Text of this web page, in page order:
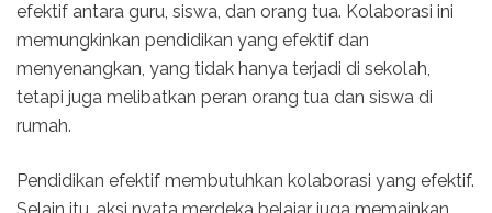
efektif antara guru, siswa, dan orang tua. Kolaborasi ini
memungkinkan pendidikan yang efektif dan
menyenangkan, yang tidak hanya terjadi di sekolah,
tetapi juga melibatkan peran orang tua dan siswa di
rumah.
Pendidikan efektif membutuhkan kolaborasi yang efektif.